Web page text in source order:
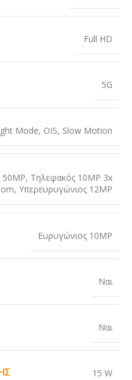
Full HD
5G
Mode, OIS, Slow Motion
50MP, Τηλεφακός 10MP 3x
, Υπερευρυγώνιος 12MP
Ευρυγώνιος 10MP
Ναι
Ναι
15 W